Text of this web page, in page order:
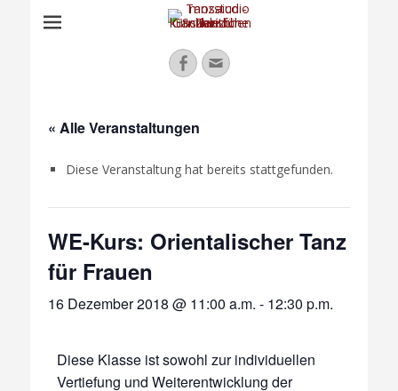
Facebook
Email
« Alle Veranstaltungen
Diese Veranstaltung hat bereits stattgefunden.
WE-Kurs: Orientalischer Tanz
für Frauen
16 Dezember 2018 @ 11:00 a.m. - 12:30 p.m.
Diese Klasse ist sowohl zur individuellen
Vertiefung und Weiterentwicklung der